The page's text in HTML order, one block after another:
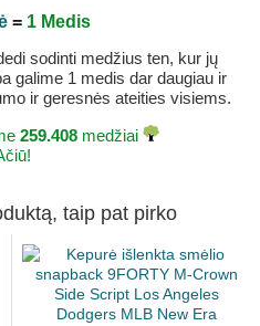
= 1 Medis
sodinti medžius ten, kur jų
galime 1 medis dar daugiau ir
ir geresnės ateities visiems.
259.408 medžiai
taip pat pirko